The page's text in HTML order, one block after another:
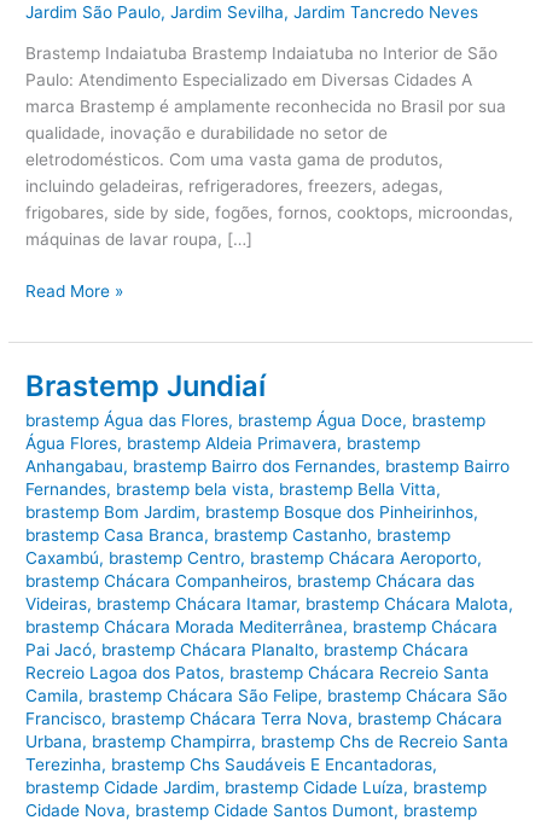
Jardim São Paulo,Jardim Sevilha,Jardim Tancredo Neves
Brastemp Indaiatuba Brastemp Indaiatuba no Interior de São
Paulo: Atendimento Especializado em Diversas Cidades A
marca Brastemp é amplamente reconhecida no Brasil por sua
qualidade, inovação e durabilidade no setor de
eletrodomésticos. Com uma vasta gama de produtos,
incluindo geladeiras, refrigeradores, freezers, adegas,
frigobares, side by side, fogões, fornos, cooktops, microondas,
máquinas de lavar roupa, […]
Brastemp
Read More »
Brastemp Jundiaí
brastemp Água das Flores, brastemp Água Doce, brastemp
Água Flores, brastemp Aldeia Primavera, brastemp
Anhangabau, brastemp Bairro dos Fernandes, brastemp Bairro
Fernandes, brastemp bela vista, brastemp Bella Vitta,
brastemp Bom Jardim, brastemp Bosque dos Pinheirinhos,
brastemp Casa Branca, brastemp Castanho, brastemp
Caxambú, brastemp Centro, brastemp Chácara Aeroporto,
brastemp Chácara Companheiros, brastemp Chácara das
Videiras, brastemp Chácara Itamar, brastemp Chácara Malota,
brastemp Chácara Morada Mediterrânea, brastemp Chácara
Pai Jacó, brastemp Chácara Planalto, brastemp Chácara
Recreio Lagoa dos Patos, brastemp Chácara Recreio Santa
Camila, brastemp Chácara São Felipe, brastemp Chácara São
Francisco, brastemp Chácara Terra Nova, brastemp Chácara
Urbana, brastemp Champirra, brastemp Chs de Recreio Santa
Terezinha, brastemp Chs Saudáveis E Encantadoras,
brastemp Cidade Jardim, brastemp Cidade Luíza, brastemp
Cidade Nova, brastemp Cidade Santos Dumont, brastemp